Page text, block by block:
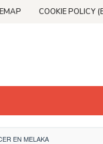
COOKIE POLICY
EN MELAKA